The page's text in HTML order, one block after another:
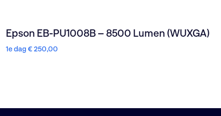
Epson EB-PU1008B – 8500 Lumen (WUXGA)
1e dag €250,00